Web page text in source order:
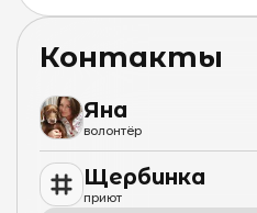
Контакты
Яна
волонтёр
Щербинка
приют